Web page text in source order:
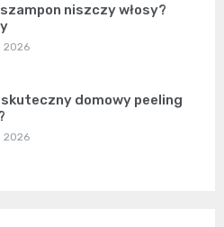
niszczy włosy?
2026
domowy peeling
2026